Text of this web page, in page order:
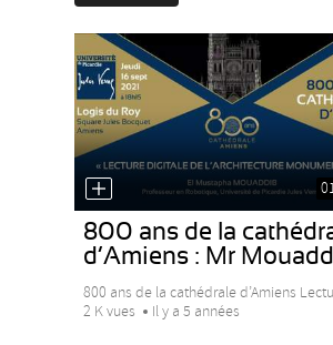
800 ans de la
d’Amiens : Mr
800 ans de la cathédrale d’Amiens
2 K vues
Il y a 5 années